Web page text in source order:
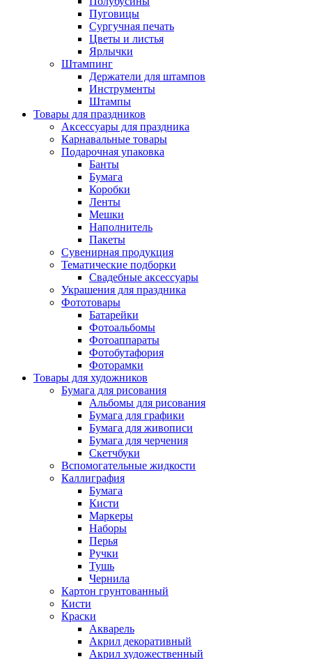
Пуговицы
Сургучная печать
Цветы и листья
Ярлычки
Штампинг
Держатели для штампов
Инструменты
Штампы
Товары для праздников
Аксессуары для праздника
Карнавальные товары
Подарочная упаковка
Банты
Бумага
Коробки
Ленты
Мешки
Наполнитель
Пакеты
Сувенирная продукция
Тематические подборки
Свадебные аксессуары
Украшения для праздника
Фототовары
Батарейки
Фотоальбомы
Фотоаппараты
Фотобутафория
Фоторамки
Товары для художников
Бумага для рисования
Альбомы для рисования
Бумага для графики
Бумага для живописи
Бумага для черчения
Скетчбуки
Вспомогательные жидкости
Каллиграфия
Бумага
Кисти
Маркеры
Наборы
Перья
Ручки
Тушь
Чернила
Картон грунтованный
Кисти
Краски
Акварель
Акрил декоративный
Акрил художественный